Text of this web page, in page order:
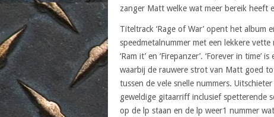
zanger Matt welke wat meer bereik heeft
Titeltrack ‘Rage of War’ opent het album
speedmetalnummer met een lekkere
‘Ram it’ en ‘Firepanzer’. ‘Forever in
waarbij de rauwere strot van Matt goed
tussen de vele snelle nummers.
geweldige gitaarriff inclusief spetterende
op de lp staan en de lp weer1 nummer